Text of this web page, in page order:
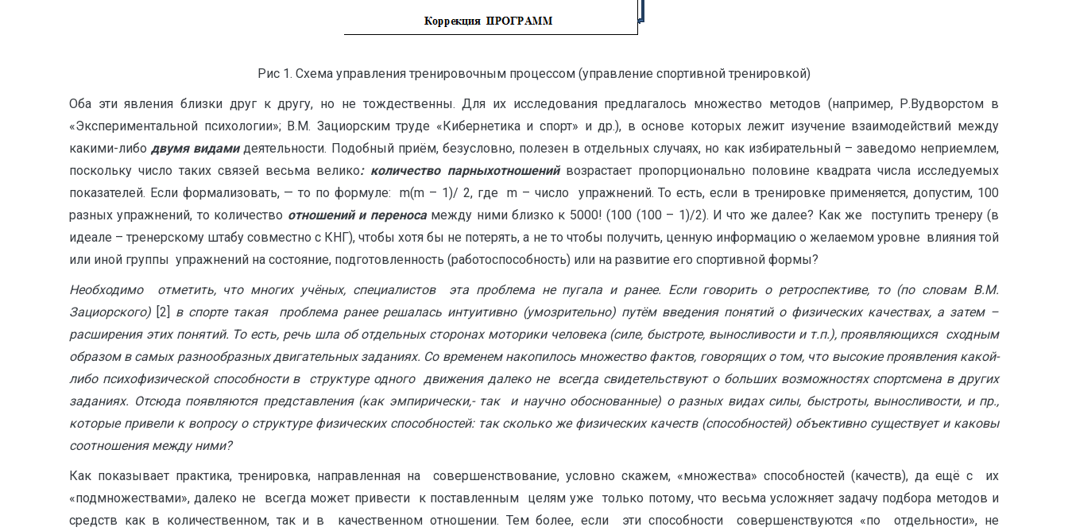
Рис 1. Схема управления тренировочным процессом (управление спортивной тренировкой)
Оба эти явления близки друг к другу, но не тождественны. Для их исследования предлагалось множество методов (например, Р.Вудворстом в
«Экспериментальной психологии»; В.М. Зациорским труде «Кибернетика и спорт» и др.), в основе которых лежит изучение взаимодействий между
какими-либодвумя видамидеятельности. Подобный приём, безусловно, полезен в отдельных случаях, но как избирательный – заведомо неприемлем,
поскольку число таких связей весьма велико: количество парныхотношенийвозрастает пропорционально половине квадрата числа исследуемых
показателей. Если формализовать, — то по формуле: m(m – 1)/ 2, где m – число упражнений. То есть, если в тренировке применяется, допустим, 100
разных упражнений, то количество отношений и переносамежду ними близко к 5000! (100 (100 – 1)/2). И что же далее? Как же поступить тренеру (в
идеале – тренерскому штабу совместно с КНГ), чтобы хотя бы не потерять, а не то чтобы получить, ценную информацию о желаемом уровне влияния той
или иной группы упражнений на состояние, подготовленность (работоспособность) или на развитие его спортивной формы?
Необходимо отметить, что многих учёных, специалистов эта проблема не пугала и ранее. Если говорить о ретроспективе, то (по словам В.М.
Зациорского) [2] в спорте такая проблема ранее решалась интуитивно (умозрительно) путём введения понятий о физических качествах, а затем –
расширения этих понятий. То есть, речь шла об отдельных сторонах моторики человека (силе, быстроте, выносливости и т.п.), проявляющихся сходным
образом в самых разнообразных двигательных заданиях. Со временем накопилось множество фактов, говорящих о том, что высокие проявления какой-
либо психофизической способности в структуре одного движения далеко не всегда свидетельствуют о больших возможностях спортсмена в других
заданиях. Отсюда появляются представления (как эмпирически,- так и научно обоснованные) о разных видах силы, быстроты, выносливости, и пр.,
которые привели к вопросу о структуре физических способностей: так сколько же физических качеств (способностей) объективно существует и каковы
соотношения между ними?
Как показывает практика, тренировка, направленная на совершенствование, условно скажем, «множества» способностей (качеств), да ещё с их
«подмножествами», далеко не всегда может привести к поставленным целям уже только потому, что весьма усложняет задачу подбора методов и
средств как в количественном, так и в качественном отношении. Тем более, если эти способности совершенствуются «по отдельности», не